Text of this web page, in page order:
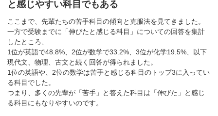
と感じやすい科目でもある
ここまで、先輩たちの苦手科目の傾向と克服法を見てきました。
一方で受験までに「伸びたと感じる科目」についての回答を集計
したところ、
1位が英語で48.8%、2位が数学で33.2%、3位が化学19.5%、以下
現代文、物理、古文と続く回答が得られました。
1位の英語や、2位の数学は苦手と感じる科目のトップ3に入ってい
る科目でした。
つまり、多くの先輩が「苦手」と答えた科目は「伸びた」と感じ
る科目にもなりやすいのです。